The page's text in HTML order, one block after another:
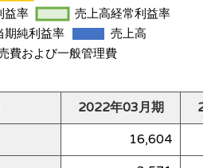
2022年03月期
16,604